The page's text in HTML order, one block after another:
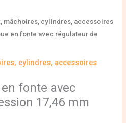
mâchoires, cylindres, accessoires
en fonte avec régulateur de
cylindres, accessoires
fonte avec
17,46 mm